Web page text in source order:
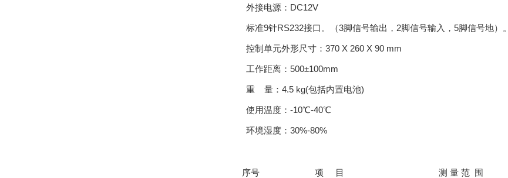
外接电源： DC12V
标准9针RS232接口。（3脚信号输出， 2脚信号输入， 5脚信号地）
控制单元外形尺寸： 370 X 260 X 90 mm
工作距离： 500±100mm
重 量： 4.5 kg(包括内置电池)
使用温度： -10℃-40℃
环境湿度： 30%-80%
序号 项 目 测 量 范 围